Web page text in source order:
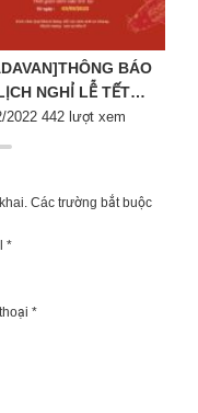
BÁO
NGHỈ LỄ TẾT
LỊCH 2023
2022 442 lượt xem
Các trường bắt buộc
*
*